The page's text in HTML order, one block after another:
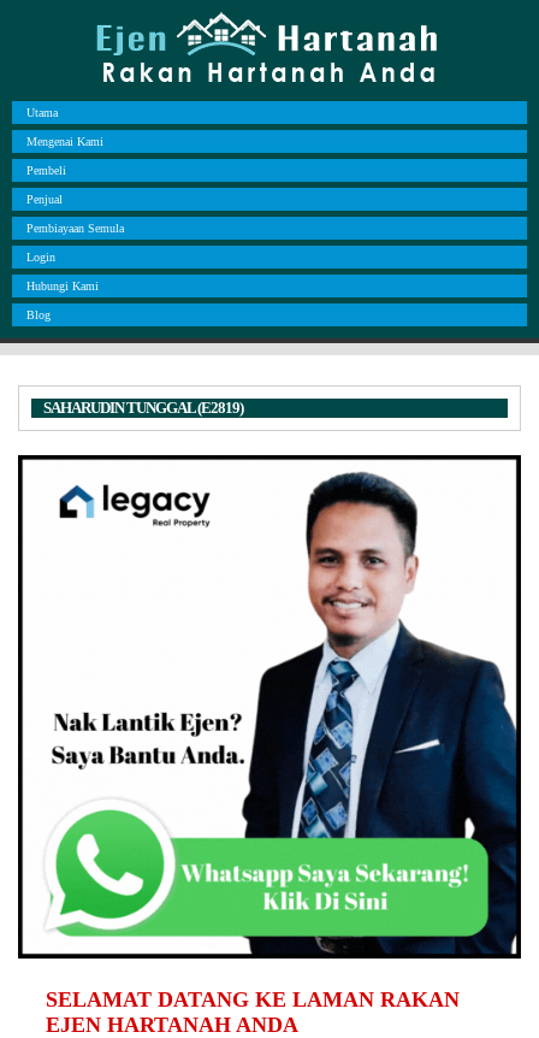
Utama
Mengenai Kami
Pembeli
Penjual
Pembiayaan Semula
Login
Hubungi Kami
Blog
SAHARUDIN TUNGGAL (E2819)
SELAMAT DATANG KE LAMAN RAKAN
EJEN HARTANAH ANDA